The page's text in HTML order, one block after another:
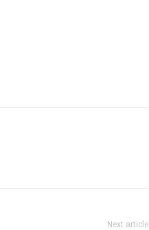
Next article